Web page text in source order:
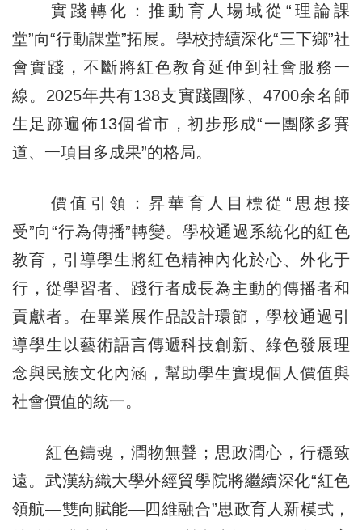
實踐轉化：推動育人場域從“理論課
堂”向“行動課堂”拓展。學校持續深化“三下鄉”社
會實踐，不斷將紅色教育延伸到社會服務一
線。2025年共有138支實踐團隊、4700余名師
生足跡遍佈13個省市，初步形成“一團隊多賽
道、一項目多成果”的格局。
價值引領：昇華育人目標從“思想接
受”向“行為傳播”轉變。學校通過系統化的紅色
教育，引導學生將紅色精神內化於心、外化于
行，從學習者、踐行者成長為主動的傳播者和
貢獻者。在畢業展作品設計環節，學校通過引
導學生以藝術語言傳遞科技創新、綠色發展理
念與民族文化內涵，幫助學生實現個人價值與
社會價值的統一。
紅色鑄魂，潤物無聲；思政潤心，行穩致
遠。武漢紡織大學外經貿學院將繼續深化“紅色
領航—雙向賦能—四維融合”思政育人新模式，